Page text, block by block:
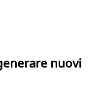
nuovi